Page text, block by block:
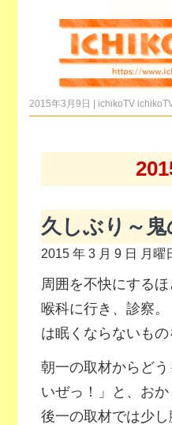
2015年3月9日 | ichikoTV
久しぶり～鬼
2015 年 3 月 9 日 月曜
周囲を不快にする
喉科に行き、診察
は眠くならないも
朝一の取材からど
いぜっ！」と、お
後一の取材では少